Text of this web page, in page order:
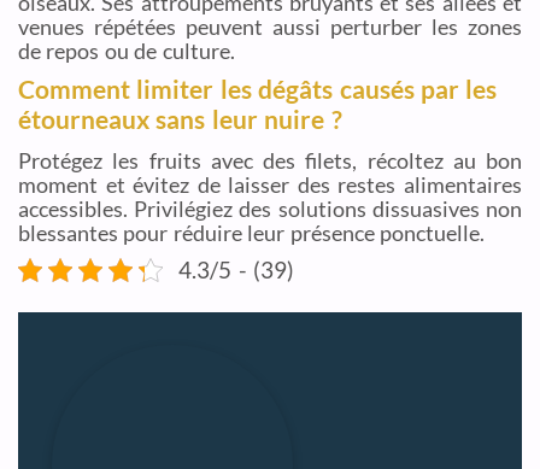
venues répétées peuvent aussi perturber les zones
de repos ou de culture.
Comment limiter les dégâts causés par les
étourneaux sans leur nuire ?
Protégez les fruits avec des filets, récoltez au bon
moment et évitez de laisser des restes alimentaires
accessibles. Privilégiez des solutions dissuasives non
blessantes pour réduire leur présence ponctuelle.
4.3/5 - (39)